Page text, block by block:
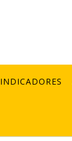
INDICADORES